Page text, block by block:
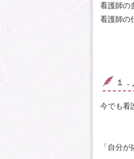
看護師の
看護師の
１
今でも看
「自分